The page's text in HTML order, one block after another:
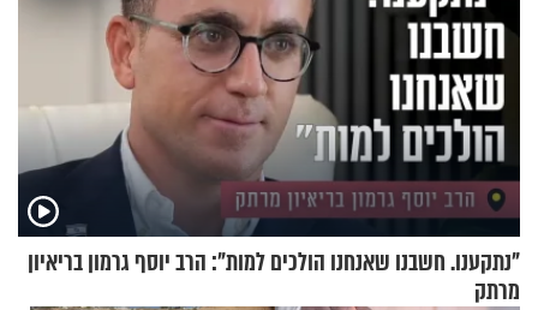
"נתקענו. חשבנו שאנחנו הולכים למות": הרב יוסף גרמון בריאיון
מרתק